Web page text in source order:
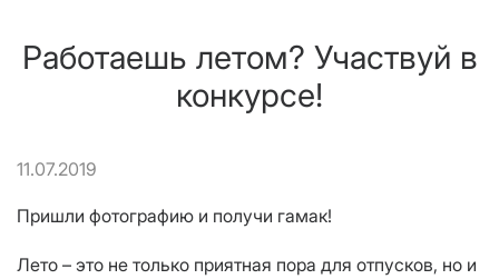
Работаешь летом? Участвуй в
конкурсе!
11.07.2019
Пришли фотографию и получи гамак!
Лето – это не только приятная пора для отпусков, но и